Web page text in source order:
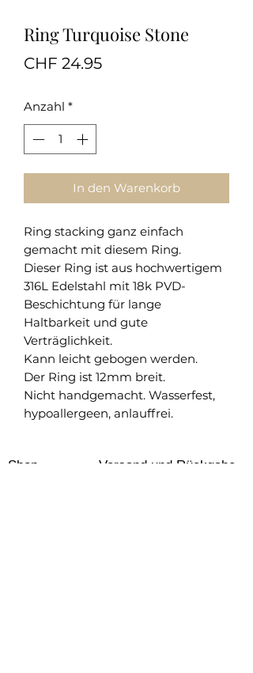
Ring Turquoise Stone
CHF 24.95Preis
Anzahl *
In den Warenkorb
Ring stacking ganz einfach
gemacht mit diesem Ring.
Dieser Ring ist aus hochwertigem
316L Edelstahl mit 18k PVD-
Beschichtung für lange
Haltbarkeit und gute
Verträglichkeit.
Kann leicht gebogen werden.
Der Ring ist 12mm breit.
Nicht handgemacht. Wasserfest,
hypoallergeen, anlauffrei.
Shop
Versand und Rückgabe